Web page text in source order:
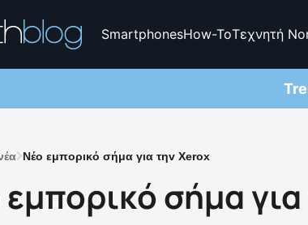
SmartphonesHow-ToΤεχνητή
Νέο εμπορικό σήμα για τηv Xerox
σήμα